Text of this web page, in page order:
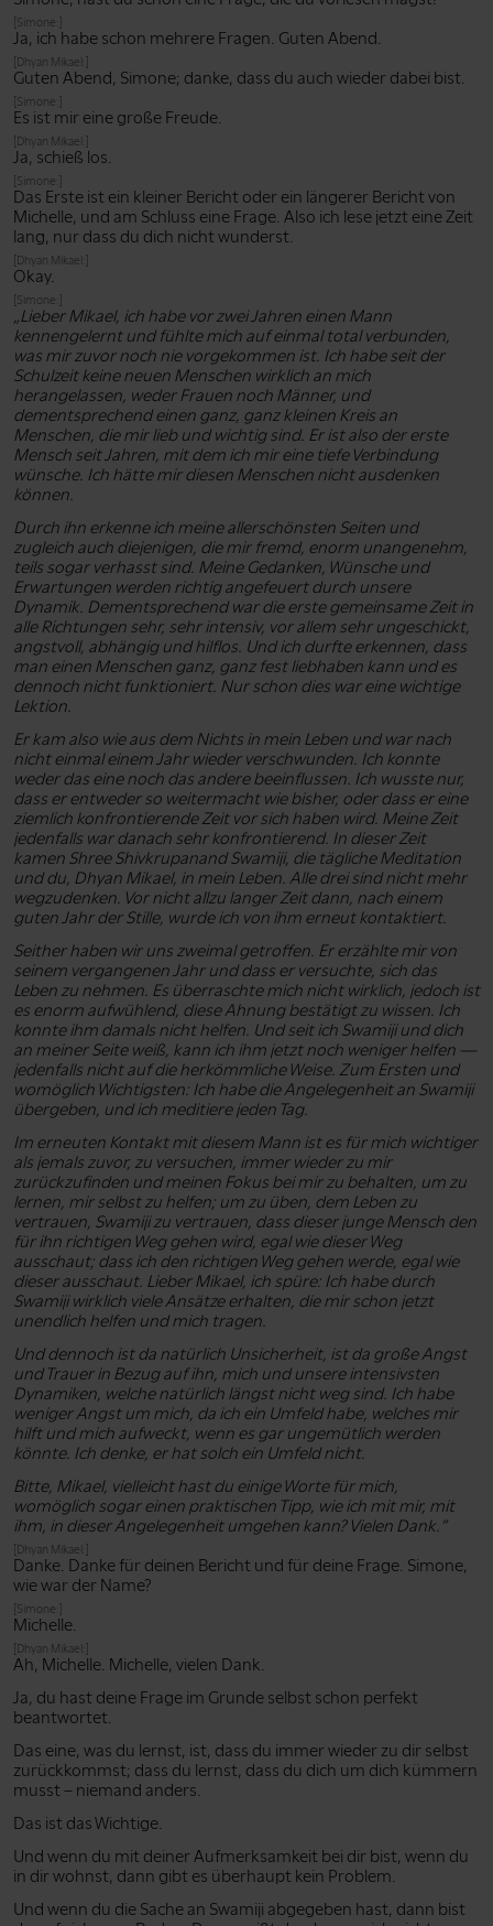
[Simone:]
Ja, ich habe schon mehrere Fragen. Guten Abend.
[Dhyan Mikael:]
Guten Abend, Simone; danke, dass du auch wieder dabei bist.
[Simone:]
Es ist mir eine große Freude.
[Dhyan Mikael:]
Ja, schieß los.
[Simone:]
Das Erste ist ein kleiner Bericht oder ein längerer Bericht von
Michelle, und am Schluss eine Frage. Also ich lese jetzt eine Zeit
lang, nur dass du dich nicht wunderst.
[Dhyan Mikael:]
Okay.
[Simone:]
„Lieber Mikael, ich habe vor zwei Jahren einen Mann
kennengelernt und fühlte mich auf einmal total verbunden,
was mir zuvor noch nie vorgekommen ist. Ich habe seit der
Schulzeit keine neuen Menschen wirklich an mich
herangelassen, weder Frauen noch Männer, und
dementsprechend einen ganz, ganz kleinen Kreis an
Menschen, die mir lieb und wichtig sind. Er ist also der erste
Mensch seit Jahren, mit dem ich mir eine tiefe Verbindung
wünsche. Ich hätte mir diesen Menschen nicht ausdenken
können.
Durch ihn erkenne ich meine allerschönsten Seiten und
zugleich auch diejenigen, die mir fremd, enorm unangenehm,
teils sogar verhasst sind. Meine Gedanken, Wünsche und
Erwartungen werden richtig angefeuert durch unsere
Dynamik. Dementsprechend war die erste gemeinsame Zeit in
alle Richtungen sehr, sehr intensiv, vor allem sehr ungeschickt,
angstvoll, abhängig und hilflos. Und ich durfte erkennen, dass
man einen Menschen ganz, ganz fest liebhaben kann und es
dennoch nicht funktioniert. Nur schon dies war eine wichtige
Lektion.
Er kam also wie aus dem Nichts in mein Leben und war nach
nicht einmal einem Jahr wieder verschwunden. Ich konnte
weder das eine noch das andere beeinflussen. Ich wusste nur,
dass er entweder so weitermacht wie bisher, oder dass er eine
ziemlich konfrontierende Zeit vor sich haben wird. Meine Zeit
jedenfalls war danach sehr konfrontierend. In dieser Zeit
kamen Shree Shivkrupanand Swamiji, die tägliche Meditation
und du, Dhyan Mikael, in mein Leben. Alle drei sind nicht mehr
wegzudenken. Vor nicht allzu langer Zeit dann, nach einem
guten Jahr der Stille, wurde ich von ihm erneut kontaktiert.
Seither haben wir uns zweimal getroffen. Er erzählte mir von
seinem vergangenen Jahr und dass er versuchte, sich das
Leben zu nehmen. Es überraschte mich nicht wirklich, jedoch ist
es enorm aufwühlend, diese Ahnung bestätigt zu wissen. Ich
konnte ihm damals nicht helfen. Und seit ich Swamiji und dich
an meiner Seite weiß, kann ich ihm jetzt noch weniger helfen —
jedenfalls nicht auf die herkömmliche Weise. Zum Ersten und
womöglich Wichtigsten: Ich habe die Angelegenheit an Swamiji
übergeben, und ich meditiere jeden Tag.
Im erneuten Kontakt mit diesem Mann ist es für mich wichtiger
als jemals zuvor, zu versuchen, immer wieder zu mir
zurückzufinden und meinen Fokus bei mir zu behalten, um zu
lernen, mir selbst zu helfen; um zu üben, dem Leben zu
vertrauen, Swamiji zu vertrauen, dass dieser junge Mensch den
für ihn richtigen Weg gehen wird, egal wie dieser Weg
ausschaut; dass ich den richtigen Weg gehen werde, egal wie
dieser ausschaut. Lieber Mikael, ich spüre: Ich habe durch
Swamiji wirklich viele Ansätze erhalten, die mir schon jetzt
unendlich helfen und mich tragen.
Und dennoch ist da natürlich Unsicherheit, ist da große Angst
und Trauer in Bezug auf ihn, mich und unsere intensivsten
Dynamiken, welche natürlich längst nicht weg sind. Ich habe
weniger Angst um mich, da ich ein Umfeld habe, welches mir
hilft und mich aufweckt, wenn es gar ungemütlich werden
könnte. Ich denke, er hat solch ein Umfeld nicht.
Bitte, Mikael, vielleicht hast du einige Worte für mich,
womöglich sogar einen praktischen Tipp, wie ich mit mir, mit
ihm, in dieser Angelegenheit umgehen kann? Vielen Dank.”
[Dhyan Mikael:]
Danke. Danke für deinen Bericht und für deine Frage. Simone,
wie war der Name?
[Simone:]
Michelle.
[Dhyan Mikael:]
Ah, Michelle. Michelle, vielen Dank.
Ja, du hast deine Frage im Grunde selbst schon perfekt
beantwortet.
Das eine, was du lernst, ist, dass du immer wieder zu dir selbst
zurückkommst; dass du lernst, dass du dich um dich kümmern
musst – niemand anders.
Das ist das Wichtige.
Und wenn du mit deiner Aufmerksamkeit bei dir bist, wenn du
in dir wohnst, dann gibt es überhaupt kein Problem.
Und wenn du die Sache an Swamiji abgegeben hast, dann bist